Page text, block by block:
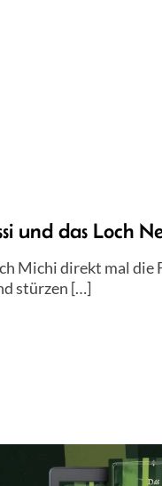
und das Loch
Michi direkt mal die
stürzen […]